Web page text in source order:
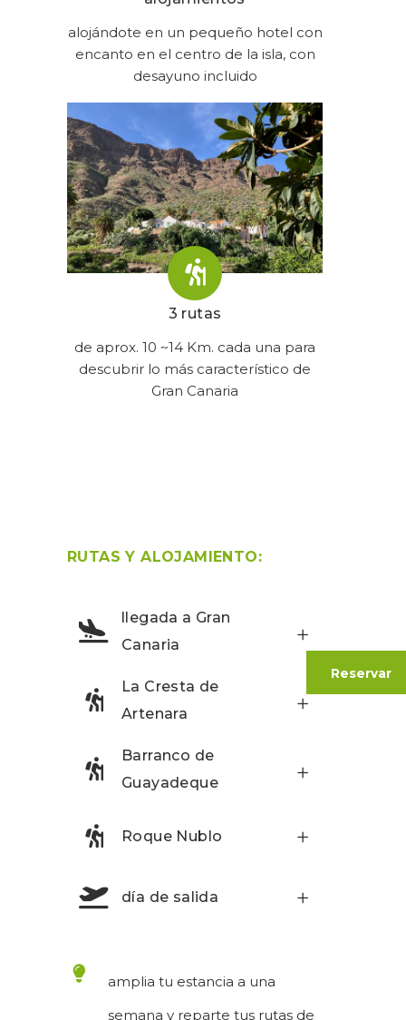
Reservar
alojándote en un pequeño hotel con
encanto en el centro de la isla, con
desayuno incluido
3 rutas
de aprox. 10 ~14 Km. cada una para
descubrir lo más característico de
Gran Canaria
RUTAS Y ALOJAMIENTO:
llegada a Gran
Canaria
La Cresta de
Artenara
Barranco de
Guayadeque
Roque Nublo
día de salida
amplia tu estancia a una
semana y reparte tus rutas de